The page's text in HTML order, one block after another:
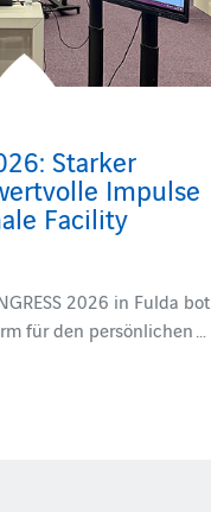
Starker
Impulse
Facility
2026 in Fulda bot
für den persönlichen …